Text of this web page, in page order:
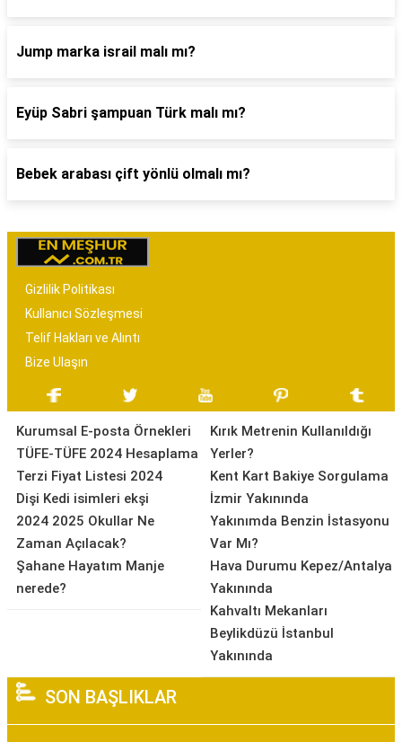
Jump marka israil malı mı?
Eyüp Sabri şampuan Türk malı mı?
Bebek arabası çift yönlü olmalı mı?
Gizlilik Politikası
Kullanıcı Sözleşmesi
Telif Hakları ve Alıntı
Bize Ulaşın
Kurumsal E-posta Örnekleri
TÜFE-TÜFE 2024 Hesaplama
Terzi Fiyat Listesi 2024
Dişi Kedi isimleri ekşi
2024 2025 Okullar Ne
Zaman Açılacak?
Şahane Hayatım Manje
nerede?
Kırık Metrenin Kullanıldığı
Yerler?
Kent Kart Bakiye Sorgulama
İzmir Yakınında
Yakınımda Benzin İstasyonu
Var Mı?
Hava Durumu Kepez/Antalya
Yakınında
Kahvaltı Mekanları
Beylikdüzü İstanbul
Yakınında
SON BAŞLIKLAR